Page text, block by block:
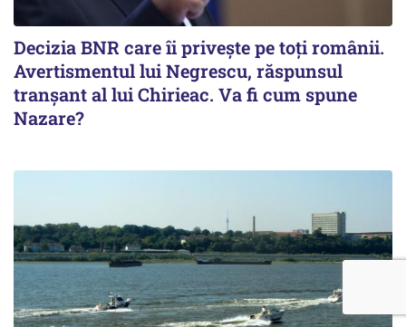
Decizia BNR care îi privește pe toți românii.
Avertismentul lui Negrescu, răspunsul
tranșant al lui Chirieac. Va fi cum spune
Nazare?